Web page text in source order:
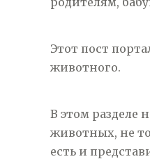
Этот пост
животного.
В этом разделе
животных, не
есть и